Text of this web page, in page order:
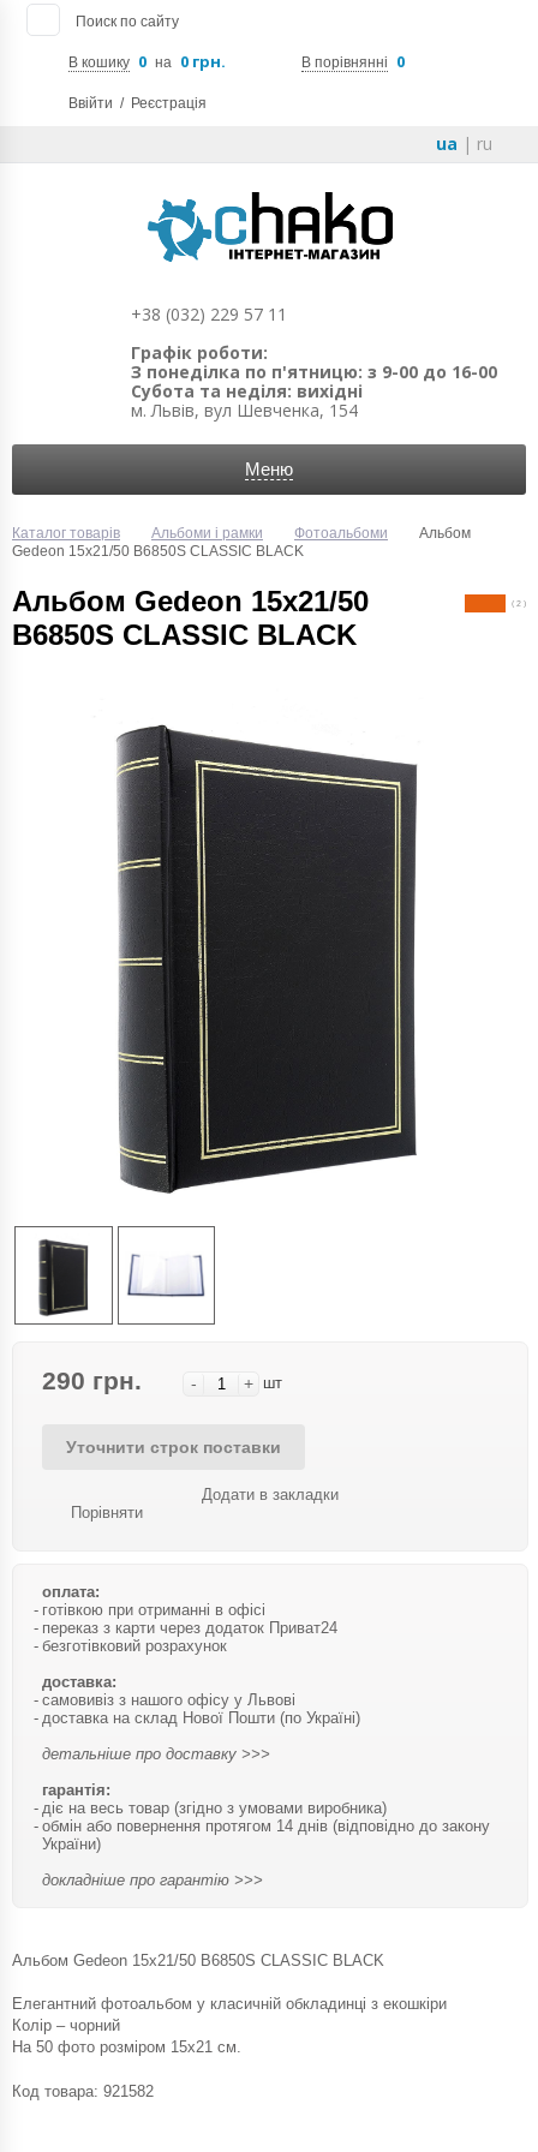
Поиск по сайту
В кошику 0 на 0 грн. В порівнянні 0
Ввійти / Реєстрація
ua | ru
+38 (032) 229 57 11
Графік роботи:
З понеділка по п'ятницю: з 9-00 до 16-00
Субота та неділя: вихідні
м. Львів, вул Шевченка, 154
Меню
Каталог товарів Альбоми і рамки Фотоальбоми
Альбом
Gedeon 15х21/50 B6850S CLASSIC BLACK
Альбом Gedeon 15х21/50
B6850S CLASSIC BLACK
( 2 )
290 грн. - + шт
Уточнити строк поставки
Порівняти
Додати в закладки
оплата:
готівкою при отриманні в офісі
переказ з карти через додаток Приват24
безготівковий розрахунок
доставка:
самовивіз з нашого офісу у Львові
доставка на склад Нової Пошти (по Україні)
детальніше про доставку >>>
гарантія:
діє на весь товар (згідно з умовами виробника)
обмін або повернення протягом 14 днів (відповідно до закону
України)
докладніше про гарантію >>>
Альбом Gedeon 15х21/50 B6850S CLASSIC BLACK
Елегантний фотоальбом у класичній обкладинці з екошкіри
Колір – чорний
На 50 фото розміром 15х21 см.
Код товара: 921582